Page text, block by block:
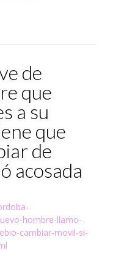
de
que
a su
que
de
acosada
hombre-llamo-
cambiar-movil-si-